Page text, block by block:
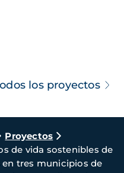
los proyectos
Proyectos
de vida sostenibles de
en tres municipios de